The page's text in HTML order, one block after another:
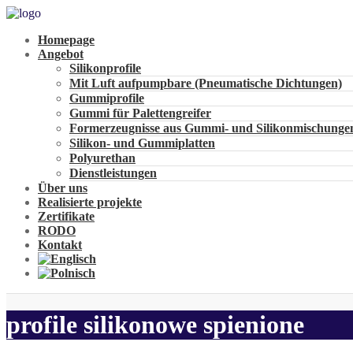
Homepage
Angebot
Silikonprofile
Mit Luft aufpumpbare (Pneumatische Dichtungen)
Gummiprofile
Gummi für Palettengreifer
Formerzeugnisse aus Gummi- und
Silikon- und Gummiplatten
Polyurethan
Dienstleistungen
Über uns
Realisierte projekte
Zertifikate
RODO
Kontakt
profile silikonowe spienione